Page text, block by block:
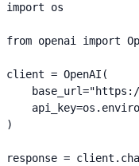
import os
from openai import
client = OpenAI(
)
response =